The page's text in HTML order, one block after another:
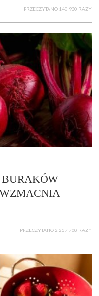
PRZECZYTANO 140 930 RAZY
PRZECZYTANO 2 237 708 RAZY